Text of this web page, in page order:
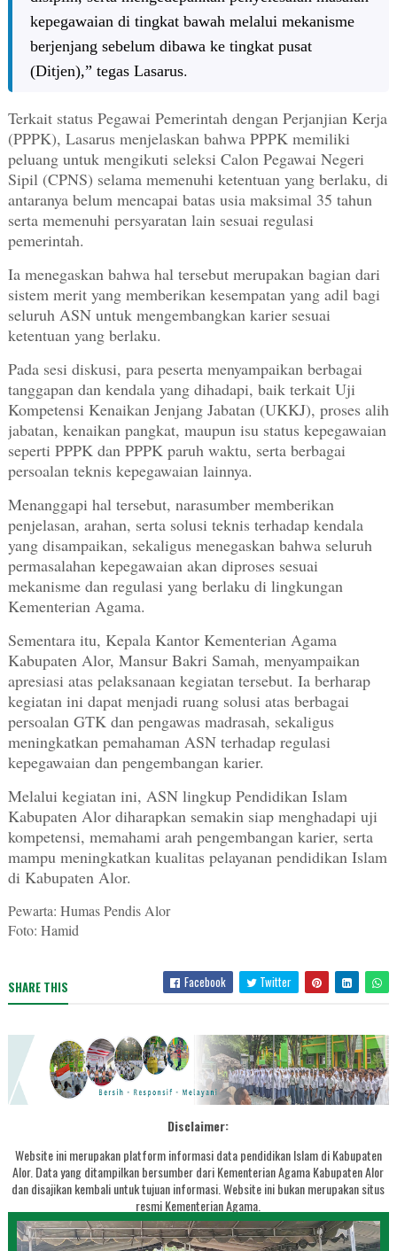
kepegawaian di tingkat bawah melalui mekanisme
berjenjang sebelum dibawa ke tingkat pusat
(Ditjen),” tegas Lasarus.
Terkait status Pegawai Pemerintah dengan Perjanjian Kerja
(PPPK), Lasarus menjelaskan bahwa PPPK memiliki
peluang untuk mengikuti seleksi Calon Pegawai Negeri
Sipil (CPNS) selama memenuhi ketentuan yang berlaku, di
antaranya belum mencapai batas usia maksimal 35 tahun
serta memenuhi persyaratan lain sesuai regulasi
pemerintah.
Ia menegaskan bahwa hal tersebut merupakan bagian dari
sistem merit yang memberikan kesempatan yang adil bagi
seluruh ASN untuk mengembangkan karier sesuai
ketentuan yang berlaku.
Pada sesi diskusi, para peserta menyampaikan berbagai
tanggapan dan kendala yang dihadapi, baik terkait Uji
Kompetensi Kenaikan Jenjang Jabatan (UKKJ), proses alih
jabatan, kenaikan pangkat, maupun isu status kepegawaian
seperti PPPK dan PPPK paruh waktu, serta berbagai
persoalan teknis kepegawaian lainnya.
Menanggapi hal tersebut, narasumber memberikan
penjelasan, arahan, serta solusi teknis terhadap kendala
yang disampaikan, sekaligus menegaskan bahwa seluruh
permasalahan kepegawaian akan diproses sesuai
mekanisme dan regulasi yang berlaku di lingkungan
Kementerian Agama.
Sementara itu, Kepala Kantor Kementerian Agama
Kabupaten Alor, Mansur Bakri Samah, menyampaikan
apresiasi atas pelaksanaan kegiatan tersebut. Ia berharap
kegiatan ini dapat menjadi ruang solusi atas berbagai
persoalan GTK dan pengawas madrasah, sekaligus
meningkatkan pemahaman ASN terhadap regulasi
kepegawaian dan pengembangan karier.
Melalui kegiatan ini, ASN lingkup Pendidikan Islam
Kabupaten Alor diharapkan semakin siap menghadapi uji
kompetensi, memahami arah pengembangan karier, serta
mampu meningkatkan kualitas pelayanan pendidikan Islam
di Kabupaten Alor.
Pewarta: Humas Pendis Alor
Foto: Hamid
SHARE THIS Facebook Twitter
Disclaimer:
Website ini merupakan platform informasi data pendidikan Islam di Kabupaten
Alor. Data yang ditampilkan bersumber dari Kementerian Agama Kabupaten Alor
dan disajikan kembali untuk tujuan informasi. Website ini bukan merupakan situs
resmi Kementerian Agama.